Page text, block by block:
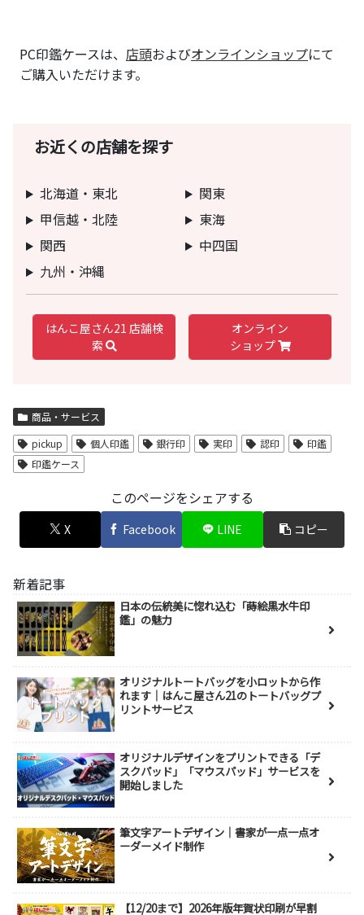
PC印鑑ケースは、 店頭およびオンラインショップにて
ご購入いただけます。
お近くの店舗を探す
北海道・東北
関東
甲信越・北陸
東海
関西
中四国
九州・沖縄
はんこ屋さん21 店舗検
索
オンライン
ショップ
商品・サービス
pickup
個人印鑑 銀行印 実印 認印
印鑑
印鑑ケース
このページをシェアする
X Facebook LINE コピー
新着記事
日本の伝統美に惚れ込む「蒔絵黒水牛印
鑑」の魅力
オリジナルトートバッグを小ロットから作
れます｜はんこ屋さん21のトートバッグプ
リントサービス
オリジナルデザインをプリントできる「デ
スクパッド」「マウスパッド」サービスを
開始しました
筆文字アートデザイン｜書家が一点一点オ
ーダーメイド制作
【12/20まで】2026年版年賀状印刷が早割